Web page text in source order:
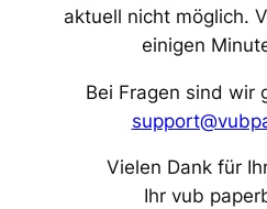
aktuell nicht möglich.
einigen
Bei Fragen sind wir
Vielen Dank für
Ihr vub